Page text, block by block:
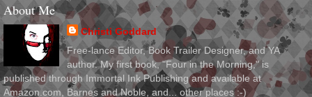
About Me
Christi Goddard
Free-lance Editor, Book Trailer Designer, and YA
author. My first book, "Four in the Morning," is
published through Immortal Ink Publishing and available at
Amazon.com, Barnes and Noble, and... other places :-)